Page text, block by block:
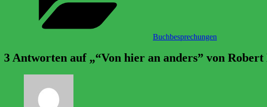
Buchbesprechungen
3 Antworten auf „“Von hier an anders” von